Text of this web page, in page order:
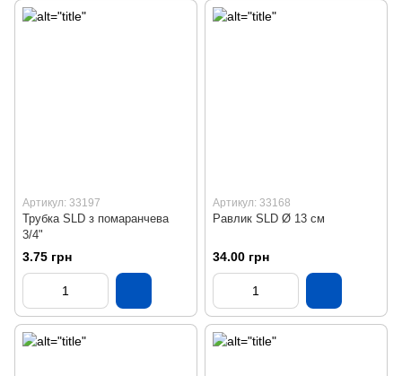
Артикул: 33197
Трубка SLD з помаранчева
3/4"
3.75 грн
Артикул: 33168
Равлик SLD Ø 13 см
34.00 грн